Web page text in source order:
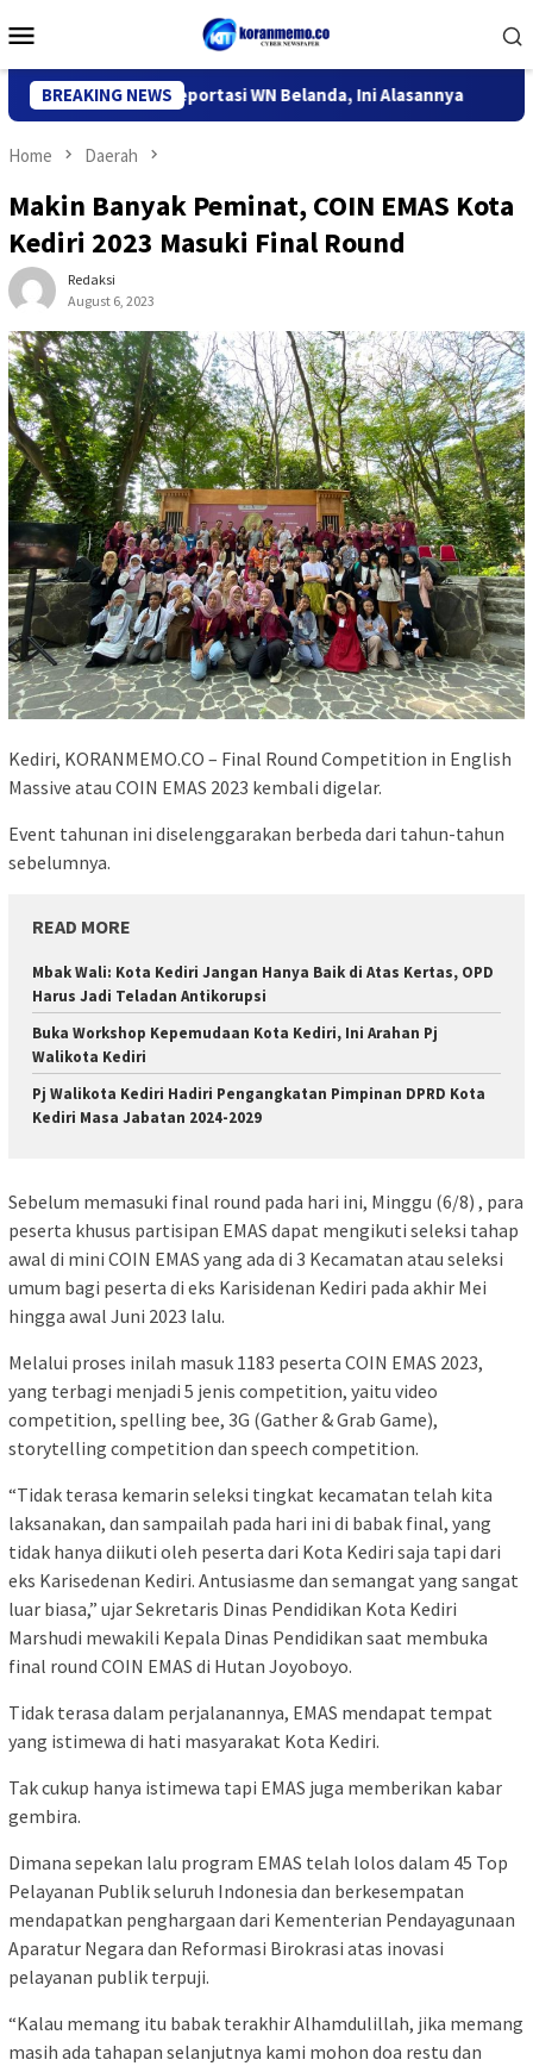
to
Menu
BREAKING NEWS
Kediri Deportasi WN Belanda, Ini Alasannya 9 Desa di
Home Daerah
Makin Banyak Peminat, COIN EMAS Kota
Kediri 2023 Masuki Final Round
Redaksi
August 6, 2023
Kediri, KORANMEMO.CO – Final Round Competition in English
Massive atau COIN EMAS 2023 kembali digelar.
Event tahunan ini diselenggarakan berbeda dari tahun-tahun
sebelumnya.
READ MORE
Mbak Wali: Kota Kediri Jangan Hanya Baik di Atas Kertas, OPD
Harus Jadi Teladan Antikorupsi
Buka Workshop Kepemudaan Kota Kediri, Ini Arahan Pj
Walikota Kediri
Pj Walikota Kediri Hadiri Pengangkatan Pimpinan DPRD Kota
Kediri Masa Jabatan 2024-2029
Sebelum memasuki final round pada hari ini, Minggu (6/8) , para
peserta khusus partisipan EMAS dapat mengikuti seleksi tahap
awal di mini COIN EMAS yang ada di 3 Kecamatan atau seleksi
umum bagi peserta di eks Karisidenan Kediri pada akhir Mei
hingga awal Juni 2023 lalu.
Melalui proses inilah masuk 1183 peserta COIN EMAS 2023,
yang terbagi menjadi 5 jenis competition, yaitu video
competition, spelling bee, 3G (Gather & Grab Game),
storytelling competition dan speech competition.
“Tidak terasa kemarin seleksi tingkat kecamatan telah kita
laksanakan, dan sampailah pada hari ini di babak final, yang
tidak hanya diikuti oleh peserta dari Kota Kediri saja tapi dari
eks Karisedenan Kediri. Antusiasme dan semangat yang sangat
luar biasa,” ujar Sekretaris Dinas Pendidikan Kota Kediri
Marshudi mewakili Kepala Dinas Pendidikan saat membuka
final round COIN EMAS di Hutan Joyoboyo.
Tidak terasa dalam perjalanannya, EMAS mendapat tempat
yang istimewa di hati masyarakat Kota Kediri.
Tak cukup hanya istimewa tapi EMAS juga memberikan kabar
gembira.
Dimana sepekan lalu program EMAS telah lolos dalam 45 Top
Pelayanan Publik seluruh Indonesia dan berkesempatan
mendapatkan penghargaan dari Kementerian Pendayagunaan
Aparatur Negara dan Reformasi Birokrasi atas inovasi
pelayanan publik terpuji.
“Kalau memang itu babak terakhir Alhamdulillah, jika memang
masih ada tahapan selanjutnya kami mohon doa restu dan